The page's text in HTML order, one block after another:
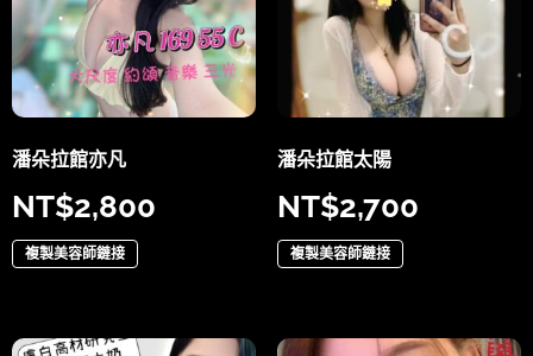
潘朵拉館亦凡
NT$2,800
複製美容師鏈接
潘朵拉館太陽
NT$2,700
複製美容師鏈接